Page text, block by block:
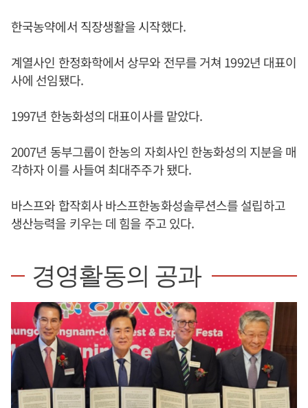
한국농약에서 직장생활을 시작했다.
계열사인 한정화학에서 상무와 전무를 거쳐 1992년 대표이
사에 선임됐다.
1997년 한농화성의 대표이사를 맡았다.
2007년 동부그룹이 한농의 자회사인 한농화성의 지분을 매
각하자 이를 사들여 최대주주가 됐다.
바스프와 합작회사 바스프한농화성솔루션스를 설립하고
생산능력을 키우는 데 힘을 주고 있다.
경영활동의 공과